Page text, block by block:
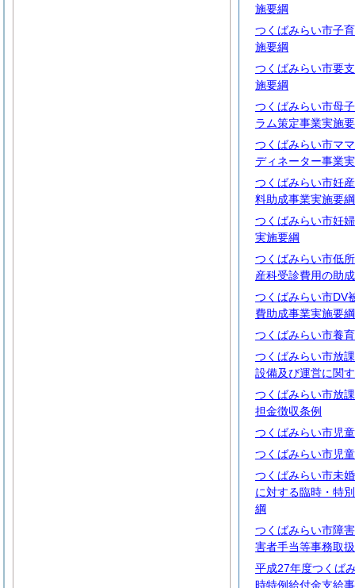
施要綱
つくばみらい市子
施要綱
つくばみらい市要
施要綱
つくばみらい市母
ラム策定事業実施
つくばみらい市マ
ディネーター事業
つくばみらい市妊
料助成事業実施要綱
つくばみらい市妊
実施要綱
つくばみらい市低
産科受診費用の助
つくばみらい市DV
費助成事業実施要綱
つくばみらい市養
つくばみらい市放
設備及び運営に関
つくばみらい市放
担金徴収条例
つくばみらい市児
つくばみらい市児
つくばみらい市未
に対する臨時・特
綱
つくばみらい市障
害者手当等事務取
平成27年度つくば
時特例給付金支給